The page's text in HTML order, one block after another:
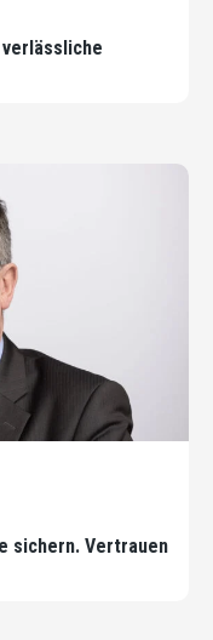
sichern. Vertrauen